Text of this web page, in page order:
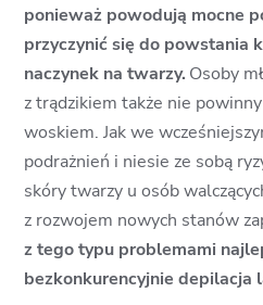
ponieważ powodują mocne
przyczynić się do powstania
naczynek na twarzy. Osoby
z trądzikiem także nie
woskiem. Jak we
podrażnień i niesie ze sobą
skóry twarzy u osób
z rozwojem nowych stanów
z tego typu problemami
bezkonkurencyjnie depilacja